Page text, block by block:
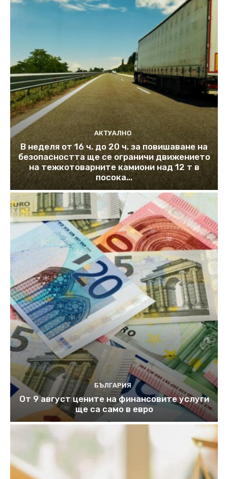
АКТУАЛНО
В неделя от 16 ч. до 20 ч. за повишаване на
безопасността ще се ограничи движението
на тежкотоварните камиони над 12 т в
посока...
БЪЛГАРИЯ
От 9 август цените на финансовите услуги
ще са само в евро